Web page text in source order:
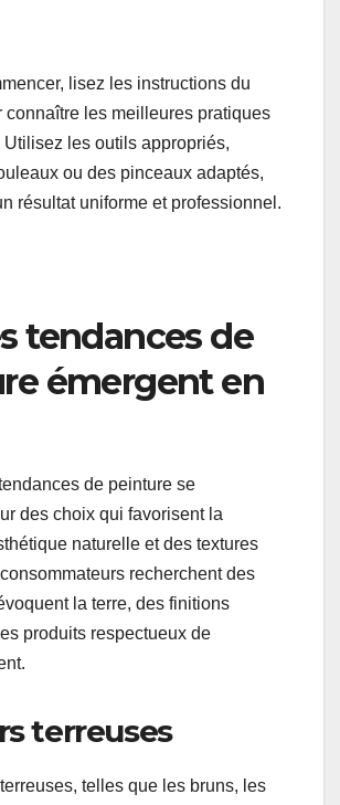
selon le type de produit choisi.
que d’autres offrent une
en une seule application. Les
d’eau sont souvent plus faciles à
nettoyer que celles à base de
Utilisez les outils appropriés,
ou des pinceaux adaptés,
résultat uniforme et professionnel.
émergent en